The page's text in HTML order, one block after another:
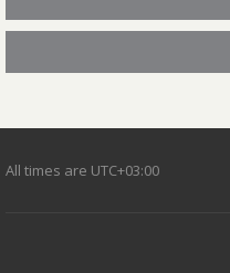
All times are UTC+03:00